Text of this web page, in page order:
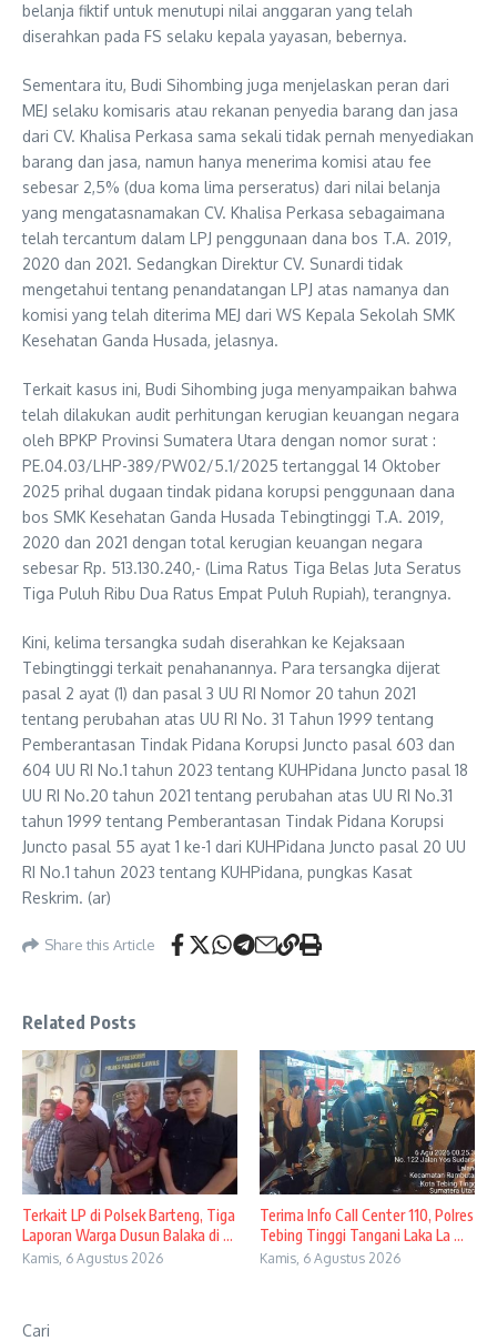
belanja fiktif untuk menutupi nilai anggaran yang telah
diserahkan pada FS selaku kepala yayasan, bebernya.
Sementara itu, Budi Sihombing juga menjelaskan peran dari
MEJ selaku komisaris atau rekanan penyedia barang dan jasa
dari CV. Khalisa Perkasa sama sekali tidak pernah menyediakan
barang dan jasa, namun hanya menerima komisi atau fee
sebesar 2,5% (dua koma lima perseratus) dari nilai belanja
yang mengatasnamakan CV. Khalisa Perkasa sebagaimana
telah tercantum dalam LPJ penggunaan dana bos T.A. 2019,
2020 dan 2021. Sedangkan Direktur CV. Sunardi tidak
mengetahui tentang penandatangan LPJ atas namanya dan
komisi yang telah diterima MEJ dari WS Kepala Sekolah SMK
Kesehatan Ganda Husada, jelasnya.
Terkait kasus ini, Budi Sihombing juga menyampaikan bahwa
telah dilakukan audit perhitungan kerugian keuangan negara
oleh BPKP Provinsi Sumatera Utara dengan nomor surat :
PE.04.03/LHP-389/PW02/5.1/2025 tertanggal 14 Oktober
2025 prihal dugaan tindak pidana korupsi penggunaan dana
bos SMK Kesehatan Ganda Husada Tebingtinggi T.A. 2019,
2020 dan 2021 dengan total kerugian keuangan negara
sebesar Rp. 513.130.240,- (Lima Ratus Tiga Belas Juta Seratus
Tiga Puluh Ribu Dua Ratus Empat Puluh Rupiah), terangnya.
Kini, kelima tersangka sudah diserahkan ke Kejaksaan
Tebingtinggi terkait penahanannya. Para tersangka dijerat
pasal 2 ayat (1) dan pasal 3 UU RI Nomor 20 tahun 2021
tentang perubahan atas UU RI No. 31 Tahun 1999 tentang
Pemberantasan Tindak Pidana Korupsi Juncto pasal 603 dan
604 UU RI No.1 tahun 2023 tentang KUHPidana Juncto pasal 18
UU RI No.20 tahun 2021 tentang perubahan atas UU RI No.31
tahun 1999 tentang Pemberantasan Tindak Pidana Korupsi
Juncto pasal 55 ayat 1 ke-1 dari KUHPidana Juncto pasal 20 UU
RI No.1 tahun 2023 tentang KUHPidana, pungkas Kasat
Reskrim. (ar)
Share this Article
Related Posts
Terkait LP di Polsek Barteng, Tiga
Laporan Warga Dusun Balaka di ...
Kamis, 6 Agustus 2026
Terima Info Call Center 110, Polres
Tebing Tinggi Tangani Laka La ...
Kamis, 6 Agustus 2026
Cari